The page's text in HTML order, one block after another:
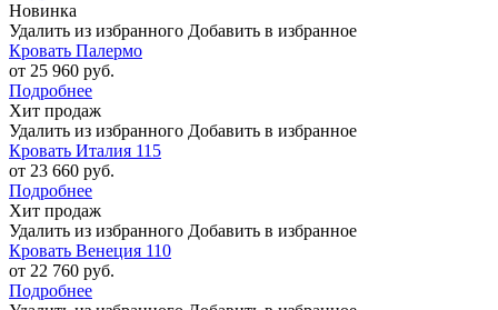
Новинка
Удалить из избранного Добавить в избранное
Кровать Палермо
от 25 960 руб.
Подробнее
Хит продаж
Удалить из избранного Добавить в избранное
Кровать Италия 115
от 23 660 руб.
Подробнее
Хит продаж
Удалить из избранного Добавить в избранное
Кровать Венеция 110
от 22 760 руб.
Подробнее